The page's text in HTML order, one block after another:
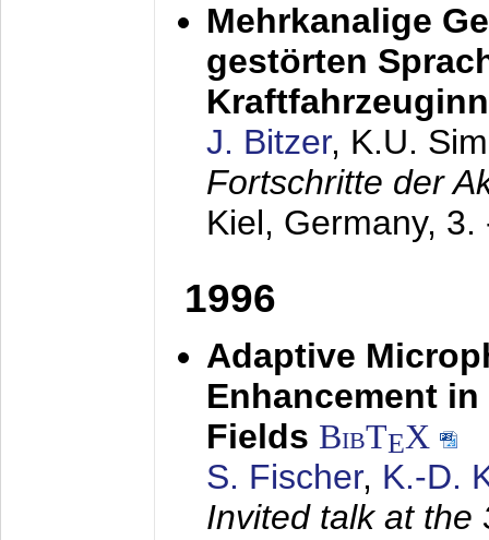
Mehrkanalige
gestörten
J. Bitzer, K.U.
Fortschritte der
Kiel, Germany, 3.
1996
Adaptive
Enhancement
Fields BibTEX
S. Fischer, K.-D.
Invited talk at the